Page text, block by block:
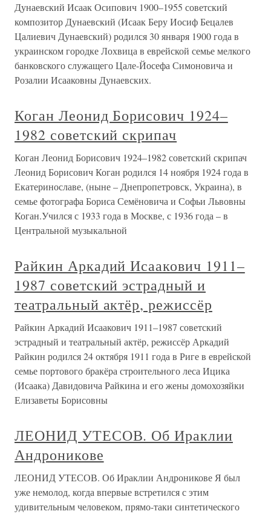
Дунаевский Исаак Осипович 1900–1955 советский
композитор Дунаевский (Исаак Беру Иосиф Бецалев
Цалиевич Дунаевский) родился 30 января 1900 года в
украинском городке Лохвица в еврейской семье мелкого
банковского служащего Цале-Йосефа Симоновича и
Розалии Исааковны Дунаевских.
Коган Леонид Борисович 1924–
1982 советский скрипач
Коган Леонид Борисович 1924–1982 советский скрипач
Леонид Борисович Коган родился 14 ноября 1924 года в
Екатеринославе, (ныне – Днепропетровск, Украина), в
семье фотографа Бориса Семёновича и Софьи Львовны
Коган.Учился с 1933 года в Москве, с 1936 года – в
Центральной музыкальной
Райкин Аркадий Исаакович 1911–
1987 советский эстрадный и
театральный актёр, режиссёр
Райкин Аркадий Исаакович 1911–1987 советский
эстрадный и театральный актёр, режиссёр Аркадий
Райкин родился 24 октября 1911 года в Риге в еврейской
семье портового бракёра строительного леса Ицика
(Исаака) Давидовича Райкина и его жены домохозяйки
Елизаветы Борисовны
ЛЕОНИД УТЕСОВ. Об Ираклии
Андроникове
ЛЕОНИД УТЕСОВ. Об Ираклии Андроникове Я был
уже немолод, когда впервые встретился с этим
удивительным человеком, прямо-таки синтетического